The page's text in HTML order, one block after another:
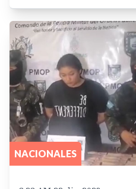
NACIONALES